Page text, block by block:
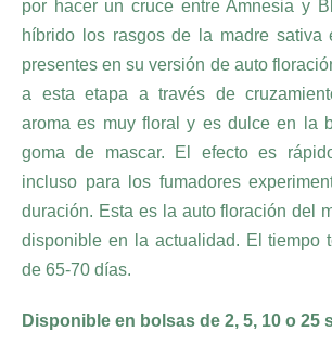
por hacer un cruce entre Amnesia y
híbrido los rasgos de la madre sativa
presentes en su versión de auto
a esta etapa a través de
aroma es muy floral y es dulce en la
goma de mascar. El efecto es
incluso para los fumadores
duración. Esta es la auto floración del
disponible en la actualidad. El tiempo
de 65-70 días.
Disponible en bolsas de 2, 5, 10 o 25